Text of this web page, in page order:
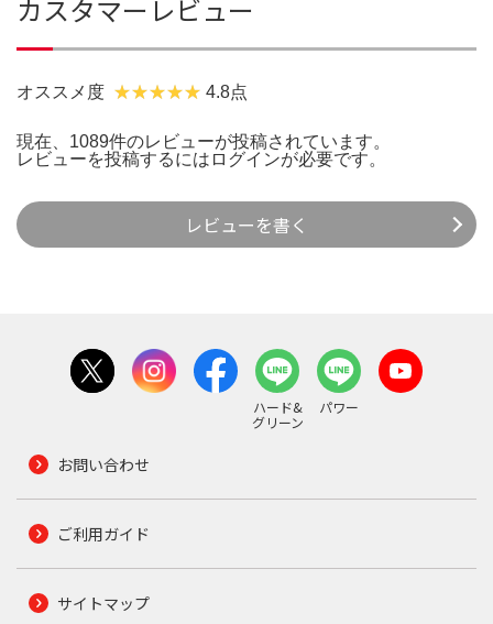
カスタマーレビュー
オススメ度 4.8点
現在、1089件のレビューが投稿されています。
レビューを投稿するには ログインが必要です。
レビューを書く
ハード&
グリーン
パワー
お問い合わせ
ご利用ガイド
サイトマップ